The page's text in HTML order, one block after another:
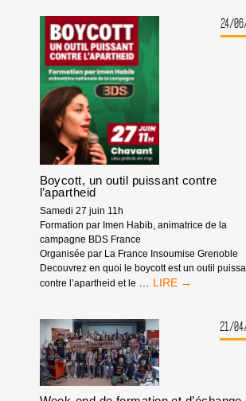
DES
24/
Boycott, un outil puissant contre
l’apartheid
Samedi 27 juin 11h
Formation par Imen Habib, animatrice de la
campagne BDS France
Organisée par La France Insoumise Grenoble
Decouvrez en quoi le boycott est un outil
contre l’apartheid et le … BOYCOTT,
PUISSANT
CONTRE
L’APARTHEID
21/